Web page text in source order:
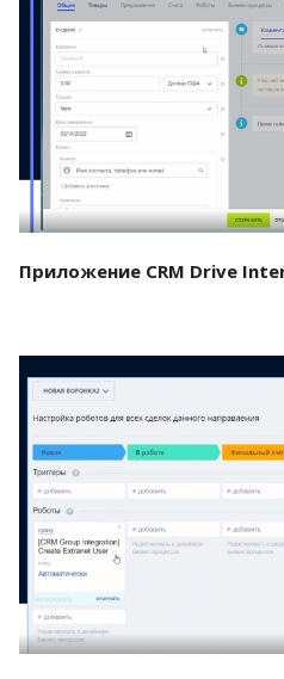
Смотреть
Приложение CRM Drive
Смотреть